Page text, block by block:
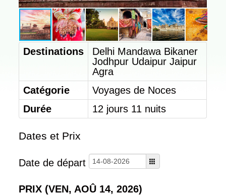
NOTRE ÉQUIPE
NOTRE HISTOIRE
NOTRE CHARTE ÉTHIQUE
NOS GARANTIES
NOS AVIS CLIENTS
SITEMAP
HOTELS
HÔTELS CONFORTS
HÔTELS DELUXE
CONSEILS
Destinations Delhi Mandawa Bikaner
Jodhpur Udaipur Jaipur
Agra
Catégorie
Voyages de Noces
Durée
12 jours 11 nuits
Dates et Prix
Date de départ
PRIX (VEN, AOÛ 14, 2026)